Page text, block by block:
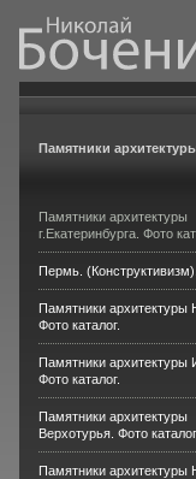
Памятники
Памятники архитектуры
г.Екатеринбурга. Фото
Пермь. (Конструктивизм).
Памятники архитектуры
Фото каталог.
Памятники архитектуры
Фото каталог.
Памятники архитектуры
Верхотурья. Фото каталог.
Памятники архитектуры